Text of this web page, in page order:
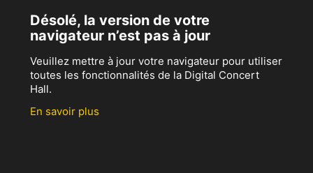
Désolé, la version de votre
navigateur n’est pas à jour
Veuillez mettre à jour votre navigateur pour utiliser
toutes les fonctionnalités de la Digital Concert
Hall.
En savoir plus